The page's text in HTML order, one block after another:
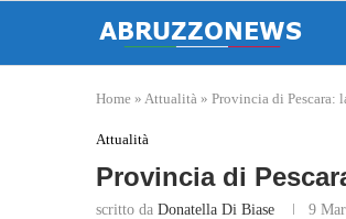
Home » Attualità » Provincia di Pescara:
Attualità
Provincia di
scritto da Donatella Di Biase 9